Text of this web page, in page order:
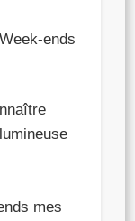
ends
mes